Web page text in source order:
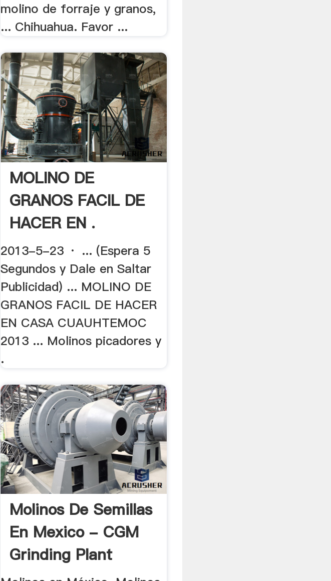
molino de forraje y granos,
... Chihuahua. Favor ...
MOLINO DE
GRANOS FACIL DE
HACER EN .
2013-5-23 · ... (Espera 5
Segundos y Dale en Saltar
Publicidad) ... MOLINO DE
GRANOS FACIL DE HACER
EN CASA CUAUHTEMOC
2013 ... Molinos picadores y
.
Molinos De Semillas
En Mexico - CGM
Grinding Plant